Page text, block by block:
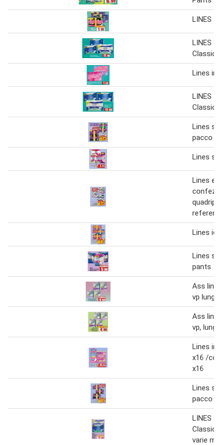
LINES
LINES
Classic
Lines
LINES
Classic
Lines
pacco
Lines
Lines e
Lines
Lines
pants
Ass
vp lungo
Ass
vp,
Lines
x16 /
x16
Lines
pacco
LINES
Classic
varie